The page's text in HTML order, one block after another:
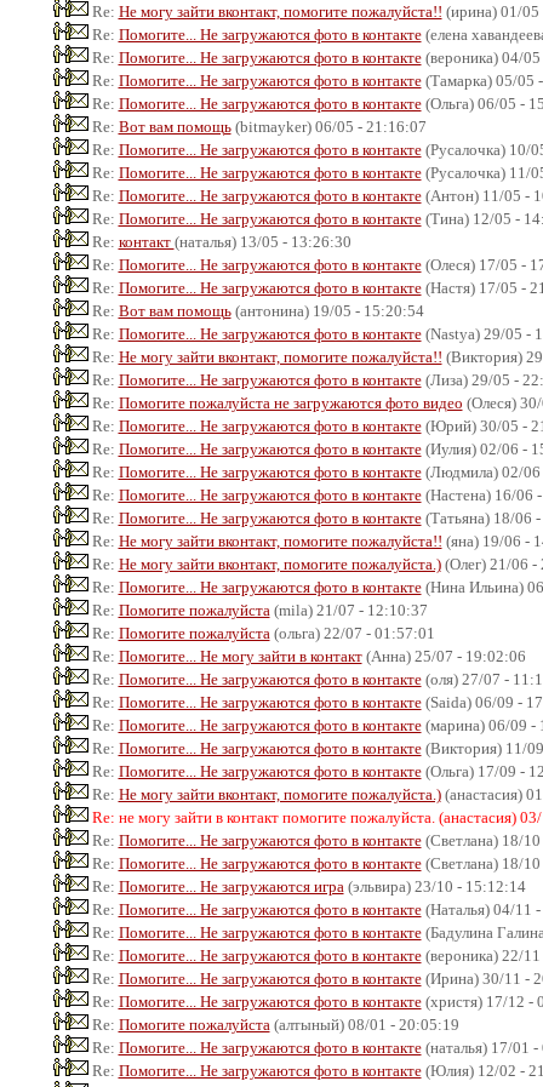
Re: Не могу зайти вконтакт, помогите пожалуйста!! (ирина) 01/
Re: Помогите... Не загружаются фото в контакте(елена
Re: Помогите... Не загружаются фото в контакте(вероника) 04/
Re: Помогите... Не загружаются фото в контакте(Тамарка) 05/05
Re: Помогите... Не загружаются фото в контакте(Ольга) 06/05 -
Re: Вот вам помощь(bitmayker) 06/05 - 21:16:07
Re: Помогите... Не загружаются фото в контакте(Русалочка) 10/
Re: Помогите... Не загружаются фото в контакте(Русалочка) 11/
Re: Помогите... Не загружаются фото в контакте(Антон) 11/05 -
Re: Помогите... Не загружаются фото в контакте(Тина) 12/05 -
Re: контакт (наталья) 13/05 - 13:26:30
Re: Помогите... Не загружаются фото в контакте(Олеся) 17/05 -
Re: Помогите... Не загружаются фото в контакте(Настя) 17/05 -
Re: Вот вам помощь(антонина) 19/05 - 15:20:54
Re: Помогите... Не загружаются фото в контакте(Nastya) 29/05 -
Re: Не могу зайти вконтакт, помогите пожалуйста!! (Виктория)
Re: Помогите... Не загружаются фото в контакте(Лиза) 29/05 -
Re: Помогите пожалуйста не загружаются фото видео (Олеся)
Re: Помогите... Не загружаются фото в контакте(Юрий) 30/05 -
Re: Помогите... Не загружаются фото в контакте(Иулия) 02/06 -
Re: Помогите... Не загружаются фото в контакте(Людмила) 02/06
Re: Помогите... Не загружаются фото в контакте(Настена) 16/06
Re: Помогите... Не загружаются фото в контакте(Татьяна) 18/06
Re: Не могу зайти вконтакт, помогите пожалуйста!! (яна) 19/06 -
Re: Не могу зайти вконтакт, помогите пожалуйста.)(Олег) 21/06 -
Re: Помогите... Не загружаются фото в контакте(Нина Ильина)
Re: Помогите пожалуйста (mila) 21/07 - 12:10:37
Re: Помогите пожалуйста (ольга) 22/07 - 01:57:01
Re: Помогите... Не могу зайти в контакт(Анна) 25/07 - 19:02:06
Re: Помогите... Не загружаются фото в контакте(оля) 27/07 -
Re: Помогите... Не загружаются фото в контакте(Saida) 06/09 -
Re: Помогите... Не загружаются фото в контакте(марина) 06/09 -
Re: Помогите... Не загружаются фото в контакте(Виктория) 11/
Re: Помогите... Не загружаются фото в контакте(Ольга) 17/09 -
Re: Не могу зайти вконтакт, помогите пожалуйста.)(анастасия)
Re: не могу зайти в контакт помогите пожалуйста. (анастасия)
Re: Помогите... Не загружаются фото в контакте(Светлана) 18/
Re: Помогите... Не загружаются фото в контакте(Светлана) 18/
Re: Помогите... Не загружаются игра (эльвира) 23/10 - 15:12:14
Re: Помогите... Не загружаются фото в контакте(Наталья) 04/11
Re: Помогите... Не загружаются фото в контакте(Бадулина
Re: Помогите... Не загружаются фото в контакте(вероника) 22/
Re: Помогите... Не загружаются фото в контакте(Ирина) 30/11 -
Re: Помогите... Не загружаются фото в контакте(христя) 17/12 -
Re: Помогите пожалуйста (алтыный) 08/01 - 20:05:19
Re: Помогите... Не загружаются фото в контакте(наталья) 17/01
Re: Помогите... Не загружаются фото в контакте(Юлия) 12/02 -